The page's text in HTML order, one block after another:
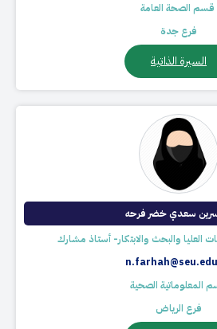
​ قسم الصحة العامة
فرع جدة
السيرة الذاتية
سعدي خضر فرحه
العليا والبحث والابتكار- أستاذ مشارك
المعلوماتية الصحية
فرع الرياض